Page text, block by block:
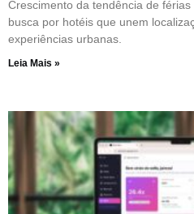
Crescimento da tendência de
busca por hotéis que unem
experiências urbanas.
Leia Mais »